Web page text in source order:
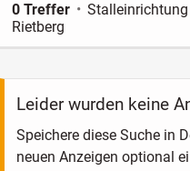
0 Treffer
Rietberg
Leider wurden keine
Speichere diese Suche in
neuen Anzeigen optional